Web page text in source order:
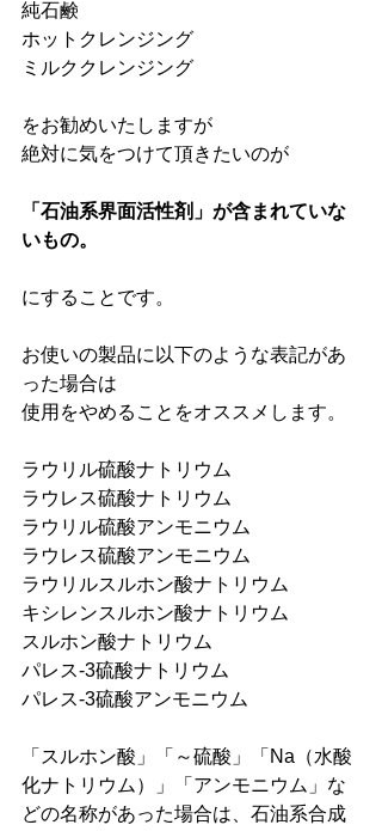
純石鹸
ホットクレンジング
ミルククレンジング
をお勧めいたしますが
絶対に気をつけて頂きたいのが
「石油系界面活性剤」が含まれていな
いもの。
にすることです。
お使いの製品に以下のような表記があ
った場合は
使用をやめることをオススメします。
ラウリル硫酸ナトリウム
ラウレス硫酸ナトリウム
ラウリル硫酸アンモニウム
ラウレス硫酸アンモニウム
ラウリルスルホン酸ナトリウム
キシレンスルホン酸ナトリウム
スルホン酸ナトリウム
パレス-3硫酸ナトリウム
パレス-3硫酸アンモニウム
「スルホン酸」「～硫酸」「Na（水酸
化ナトリウム）」「アンモニウム」な
どの名称があった場合は、石油系合成